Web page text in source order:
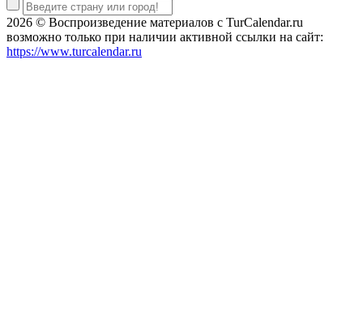
2026 © Воспроизведение материалов c TurCalendar.ru
возможно только при наличии активной ссылки на сайт:
https://www.turcalendar.ru